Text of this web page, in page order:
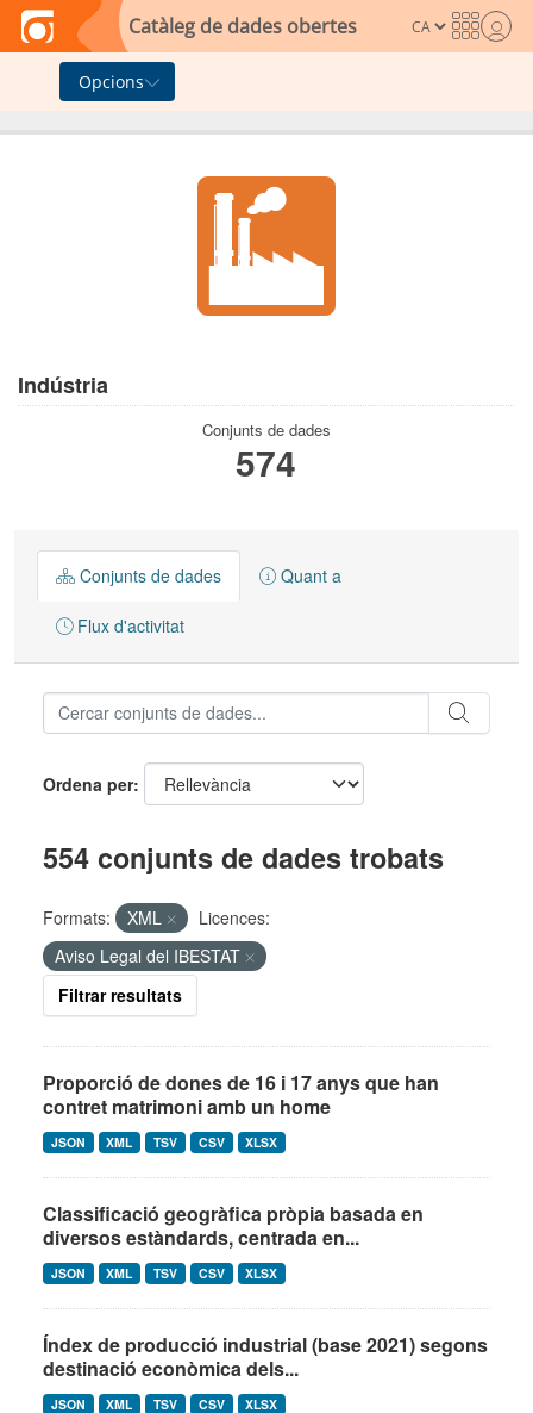
Skip to main content
Catàleg de dades obertes
Opcions
Indústria
Conjunts de dades
574
Conjunts de dades Quant a
Flux d'activitat
Ordena per
554 conjunts de dades trobats
Formats: XML
Licences:
Aviso Legal del IBESTAT
Filtrar resultats
Proporció de dones de 16 i 17 anys que han
contret matrimoni amb un home
JSON XML TSV CSV XLSX
Classificació geogràfica pròpia basada en
diversos estàndards, centrada en...
JSON XML TSV CSV XLSX
Índex de producció industrial (base 2021) segons
destinació econòmica dels...
JSON XML TSV CSV XLSX